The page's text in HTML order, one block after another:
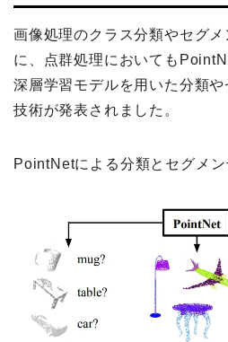
画像処理のクラス分類やセグ
に、点群処理においても
深層学習モデルを用いた分類
技術が発表されました。
PointNetによる分類とセグメン